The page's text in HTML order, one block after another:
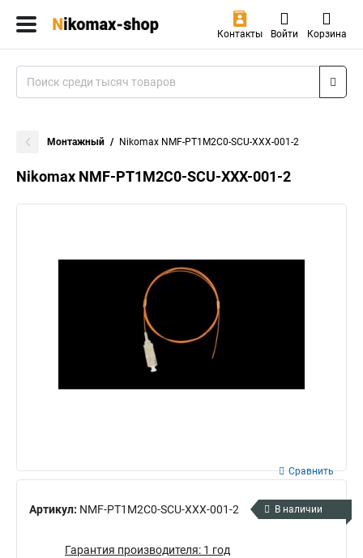
Контакты Войти Корзина
Монтажный Nikomax NMF-PT1M2C0-SCU-XXX-001-2
Nikomax NMF-PT1M2C0-SCU-XXX-001-2
Артикул: NMF-PT1M2C0-SCU-XXX-001-2
Сравнить
В наличии
Гарантия производителя: 1 год